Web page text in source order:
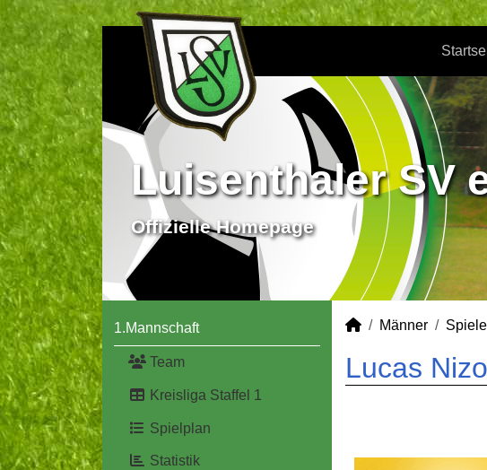
Luisenthaler SV
Offizielle Homepage
1.Mannschaft
Team
Kreisliga Staffel 1
Spielplan
Statistik
Männer
Lucas